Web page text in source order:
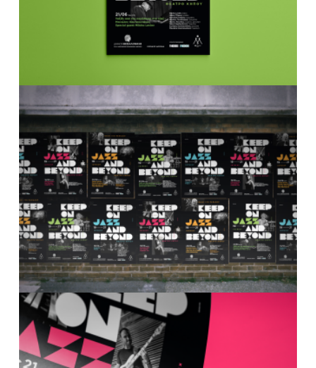
Your Name (required)
Your Email (required)
Subject
Your Message